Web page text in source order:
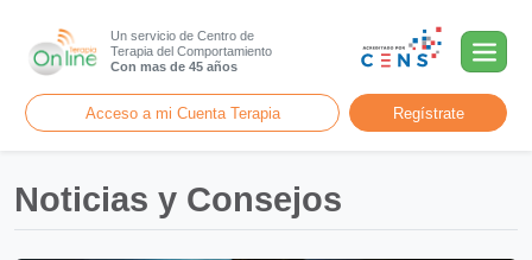
Un servicio de Centro de
Terapia del Comportamiento
Con mas de 45 años
Acceso a mi Cuenta Terapia Regístrate
Noticias y Consejos